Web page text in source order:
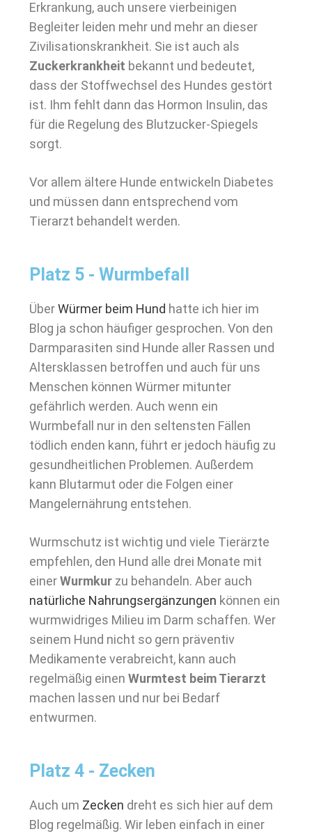
Erkrankung, auch unsere vierbeinigen
Begleiter leiden mehr und mehr an dieser
Zivilisationskrankheit. Sie ist auch als
Zuckerkrankheit bekannt und bedeutet,
dass der Stoffwechsel des Hundes gestört
ist. Ihm fehlt dann das Hormon Insulin, das
für die Regelung des Blutzucker-Spiegels
sorgt.
Vor allem ältere Hunde entwickeln Diabetes
und müssen dann entsprechend vom
Tierarzt behandelt werden.
Platz 5 - Wurmbefall
ÜberWürmer beim Hund hatte ich hier im
Blog ja schon häufiger gesprochen. Von den
Darmparasiten sind Hunde aller Rassen und
Altersklassen betroffen und auch für uns
Menschen können Würmer mitunter
gefährlich werden. Auch wenn ein
Wurmbefall nur in den seltensten Fällen
tödlich enden kann, führt er jedoch häufig zu
gesundheitlichen Problemen. Außerdem
kann Blutarmut oder die Folgen einer
Mangelernährung entstehen.
Wurmschutz ist wichtig und viele Tierärzte
empfehlen, den Hund alle drei Monate mit
einerWurmkur zu behandeln. Aber auch
natürliche Nahrungsergänzungen können ein
wurmwidriges Milieu im Darm schaffen. Wer
seinem Hund nicht so gern präventiv
Medikamente verabreicht, kann auch
regelmäßig einen Wurmtest beim Tierarzt
machen lassen und nur bei Bedarf
entwurmen.
Platz 4 - Zecken
Auch um Zecken dreht es sich hier auf dem
Blog regelmäßig. Wir leben einfach in einer